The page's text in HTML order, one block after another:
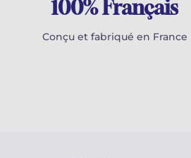
100% Français
Conçu et fabriqué en France